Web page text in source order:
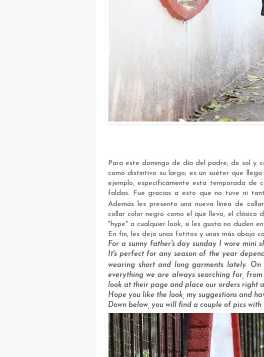
Para este domingo de día del padre, de sol y
como distintivo su largo; es un suéter que
ejemplo, específicamente esta temporada de
faldas. Fue gracias a esto que no tuve ni
Además les presento una nueva línea de
collar color negro como el que llevo, el clásico
"hype" a cualquier look, si les gusta no duden
En fin, les dejo unas fotitos y unas más abajo
For a sunny father's day sunday I wore mini
It's perfect for any season of the year
wearing short and long garments lately.
everything we are always searching for,
look at their page and place our orders right
Hope you like the look, my suggestions and
Down below, you will find a couple of pics